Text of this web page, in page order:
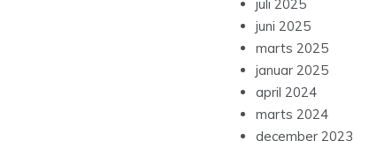
juli 2025
juni 2025
marts 2025
januar 2025
april 2024
marts 2024
december 2023